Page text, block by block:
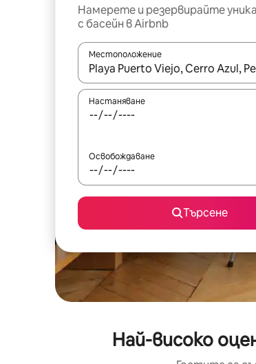
Намерете и резервирайте
с басейн в Airbnb
Местоположение
Когато резултатите се покажат,
Настаняване
Освобождаване
Търсене
Най-високо